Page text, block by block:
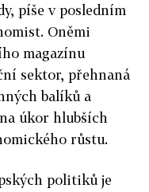
píše v posledním
Oněmi
magazínu
sektor, přehnaná
balíků a
úkor hlubších
růstu.
politiků je